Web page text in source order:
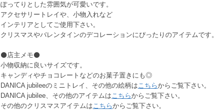
ぽってりとした雰囲気が可愛いです。
アクセサリートレイや、小物入れなど
インテリアとしてご使用下さい。
クリスマスやバレンタインのデコレーションにぴったりのアイテムです。
⚫店主メモ⚫
小物収納に良いサイズです。
キャンディやチョコレートなどのお菓子置きにも◎
DANICA jubileeのミニトレイ、その他の絵柄はこちらからご覧下さい。
DANICA jubilee、その他のアイテムはこちらからご覧下さい。
その他のクリスマスアイテムはこちらからご覧下さい。